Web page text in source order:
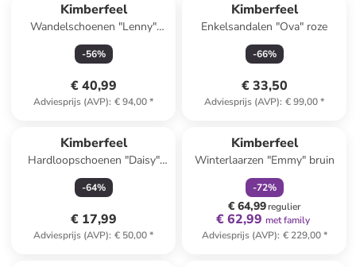
Kimberfeel
Wandelschoenen "Lenny"
donkerblauw
-56%
€ 40,99
Adviesprijs (AVP): € 94,00*
Kimberfeel
Enkelsandalen "Ova" roze
-66%
€ 33,50
Adviesprijs (AVP): € 99,00*
Kimberfeel
Hardloopschoenen "Daisy"
lichtblauw
-64%
€ 17,99
Adviesprijs (AVP): € 50,00*
Kimberfeel
Winterlaarzen "Emmy" bruin
-72%
€ 64,99regulier
€ 62,99 met family
Adviesprijs (AVP): € 229,00*